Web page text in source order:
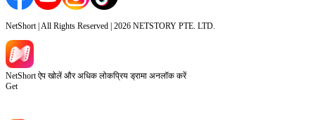
NetShort | All Rights Reserved | 2026 NETSTORY PTE. LTD.
NetShort ऐप खोलें और अधिक लोकप्रिय ड्रामा अनलॉक करें
Get